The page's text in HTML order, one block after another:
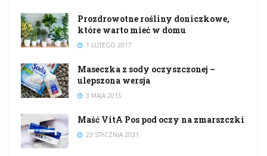
Prozdrowotne rośliny doniczkowe,
które warto mieć w domu
1 LUTEGO 2017
Maseczka z sody oczyszczonej –
ulepszona wersja
3 MAJA 2015
Maść VitA Pos pod oczy na zmarszczki
23 STYCZNIA 2021